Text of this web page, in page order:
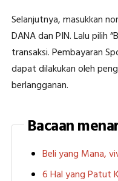
Selanjutnya, masukkan
DANA dan PIN. Lalu pilih
transaksi. Pembayaran
dapat dilakukan oleh
berlangganan.
Bacaan
Beli yang Mana,
6 Hal yang Patut